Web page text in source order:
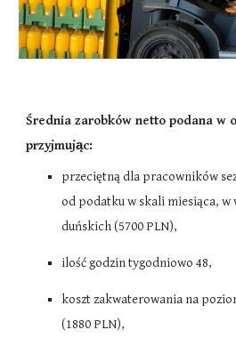
Średnia zarobków netto podana w
przyjmując:
przeciętną dla pracowników
od podatku w skali miesiąca, w
duńskich (5700 PLN),
ilość godzin tygodniowo48,
koszt zakwaterowania na
(1880 PLN),